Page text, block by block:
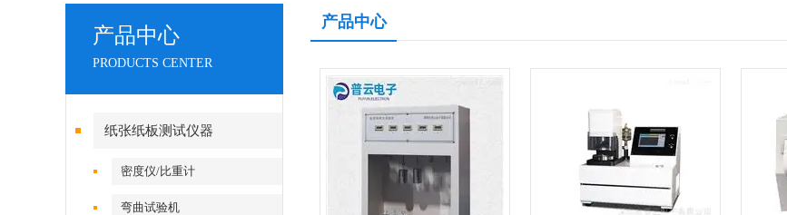
产品中心
PRODUCTS CENTER
纸张纸板测试仪器
密度仪/比重计
弯曲试验机
产品中心